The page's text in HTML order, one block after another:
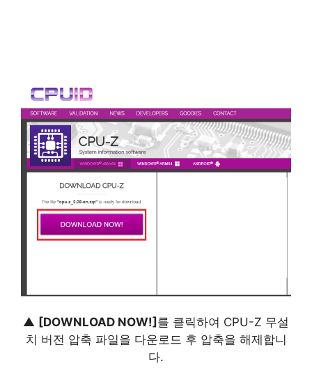
▲ [DOWNLOAD NOW!]를 클릭하여 CPU-Z 무설
치 버전 압축 파일을 다운로드 후 압축을 해제합니
다.